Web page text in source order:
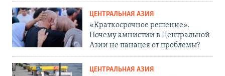
ЦЕНТРАЛЬНАЯ АЗИЯ
«Краткосрочное решение».
Почему амнистии в Центральной
Азии не панацея от проблемы?
ЦЕНТРАЛЬНАЯ АЗИЯ